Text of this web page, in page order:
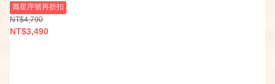
壽星序號再折扣
NT$4,790
NT$3,490